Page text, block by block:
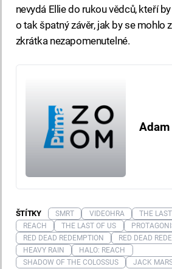
nevydá Ellie do rukou vědců, kteří
o tak špatný závěr, jak by se
zkrátka nezapomenutelné.
Adam
ŠTÍTKY SMRT VIDEOHRA
THE
REACH
THE LAST OF US
RED DEAD REDEMPTION
RED DEAD
HEAVY RAIN
HALO: REACH
SHADOW OF THE COLOSSUS
JACK